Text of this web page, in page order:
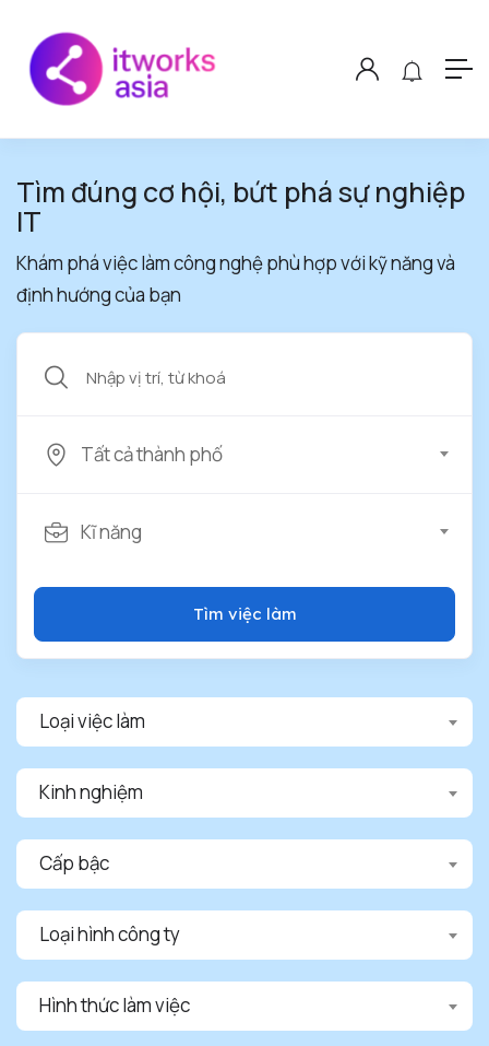
Tìm đúng cơ hội, bứt phá sự nghiệp
IT
Khám phá việc làm công nghệ phù hợp với kỹ năng và
định hướng của bạn
Tất cả thành phố
Kĩ năng
Tìm việc làm
Loại việc làm
Kinh nghiệm
Cấp bậc
Loại hình công ty
Hình thức làm việc